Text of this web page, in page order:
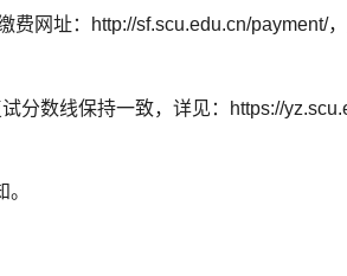
网址：http://sf.scu.edu.cn/payment/
分数线保持一致，详见：https://